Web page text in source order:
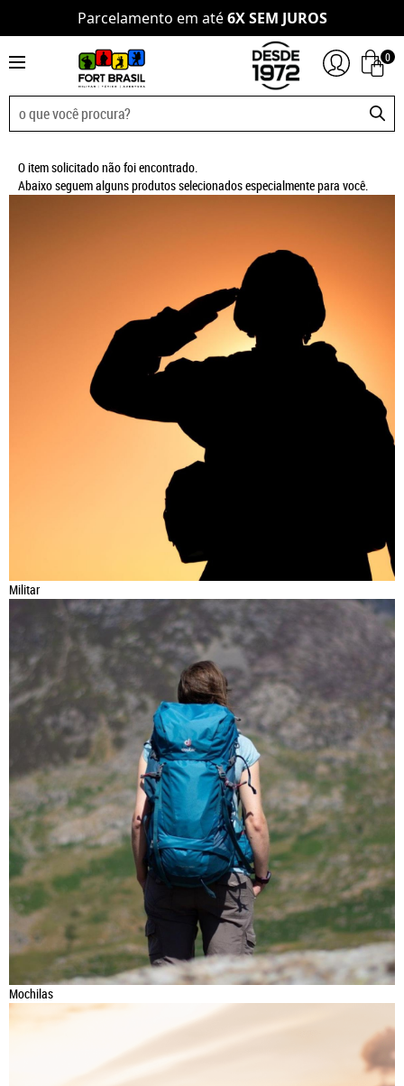
Parcelamento em até6X SEM JUROS
0
O item solicitado não foi encontrado.
Abaixo seguem alguns produtos selecionados especialmente para você.
Militar
Mochilas